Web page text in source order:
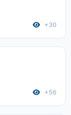
+30
+56